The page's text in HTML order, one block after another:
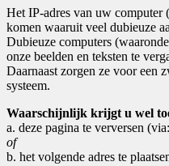
Het IP-adres van uw
komen waaruit veel dubieuze
Dubieuze computers
onze beelden en teksten te
Daarnaast zorgen ze voor een
systeem.
Waarschijnlijk krijgt u wel
a. deze pagina te verversen
of
b. het volgende adres te